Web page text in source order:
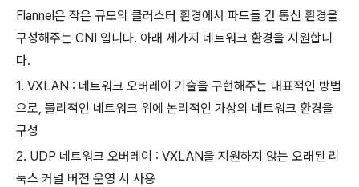
Flannel은 작은 규모의 클러스터 환경에서 파드들 간 통신 환경을
구성해주는 CNI 입니다. 아래 세가지 네트워크 환경을 지원합니
다.
1. VXLAN : 네트워크 오버레이 기술을 구현해주는 대표적인 방법
으로, 물리적인 네트워크 위에 논리적인 가상의 네트워크 환경을
구성
2. UDP 네트워크 오버레이 : VXLAN을 지원하지 않는 오래된 리
눅스 커널 버전 운영 시 사용